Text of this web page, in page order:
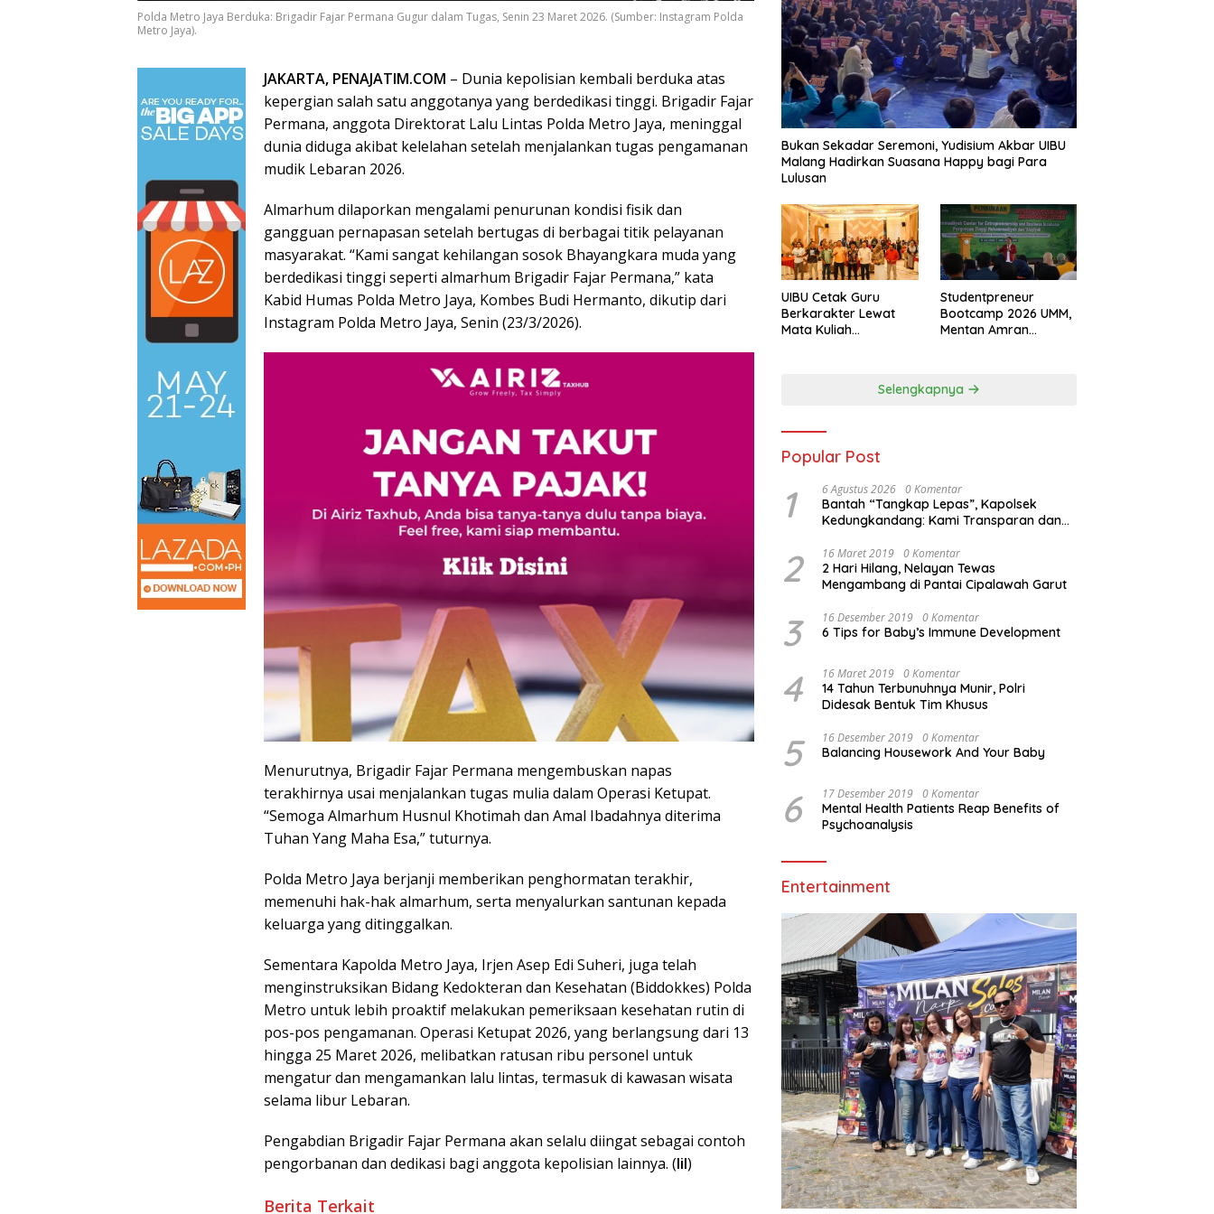
Polda Metro Jaya Berduka: Brigadir Fajar Permana Gugur dalam Tugas, Senin 23 Maret 2026. (Sumber: Instagram Polda
Metro Jaya).
JAKARTA, PENAJATIM.COM – Dunia kepolisian kembali berduka atas
kepergian salah satu anggotanya yang berdedikasi tinggi. Brigadir Fajar
Permana, anggota Direktorat Lalu Lintas Polda Metro Jaya, meninggal
dunia diduga akibat kelelahan setelah menjalankan tugas pengamanan
mudik Lebaran 2026.
Almarhum dilaporkan mengalami penurunan kondisi fisik dan
gangguan pernapasan setelah bertugas di berbagai titik pelayanan
masyarakat. “Kami sangat kehilangan sosok Bhayangkara muda yang
berdedikasi tinggi seperti almarhum Brigadir Fajar Permana,” kata
Kabid Humas Polda Metro Jaya, Kombes Budi Hermanto, dikutip dari
Instagram Polda Metro Jaya, Senin (23/3/2026).
Menurutnya, Brigadir Fajar Permana mengembuskan napas
terakhirnya usai menjalankan tugas mulia dalam Operasi Ketupat.
“Semoga Almarhum Husnul Khotimah dan Amal Ibadahnya diterima
Tuhan Yang Maha Esa,” tuturnya.
Polda Metro Jaya berjanji memberikan penghormatan terakhir,
memenuhi hak-hak almarhum, serta menyalurkan santunan kepada
keluarga yang ditinggalkan.
Sementara Kapolda Metro Jaya, Irjen Asep Edi Suheri, juga telah
menginstruksikan Bidang Kedokteran dan Kesehatan (Biddokkes) Polda
Metro untuk lebih proaktif melakukan pemeriksaan kesehatan rutin di
pos-pos pengamanan. Operasi Ketupat 2026, yang berlangsung dari 13
hingga 25 Maret 2026, melibatkan ratusan ribu personel untuk
mengatur dan mengamankan lalu lintas, termasuk di kawasan wisata
selama libur Lebaran.
Pengabdian Brigadir Fajar Permana akan selalu diingat sebagai contoh
pengorbanan dan dedikasi bagi anggota kepolisian lainnya. (lil)
Berita Terkait
Bukan Sekadar Seremoni, Yudisium Akbar UIBU
Malang Hadirkan Suasana Happy bagi Para
Lulusan
UIBU Cetak Guru
Berkarakter Lewat
Mata Kuliah
Studentpreneur
Bootcamp 2026 UMM,
Mentan Amran
Selengkapnya
Popular Post
1 6 Agustus 2026 0 Komentar
Bantah “Tangkap Lepas”, Kapolsek
Kedungkandang: Kami Transparan dan
2 16 Maret 2019 0 Komentar
2 Hari Hilang, Nelayan Tewas
Mengambang di Pantai Cipalawah Garut
3 16 Desember 2019 0 Komentar
6 Tips for Baby’s Immune Development
4 16 Maret 2019 0 Komentar
14 Tahun Terbunuhnya Munir, Polri
Didesak Bentuk Tim Khusus
5 16 Desember 2019 0 Komentar
Balancing Housework And Your Baby
6 17 Desember 2019 0 Komentar
Mental Health Patients Reap Benefits of
Psychoanalysis
Entertainment